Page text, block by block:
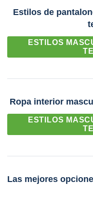
Estilos de
ESTILOS
Ropa interior
ESTILOS
Las mejores